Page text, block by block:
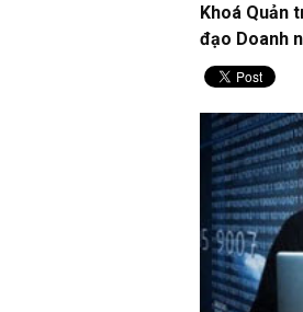
Các nhà
thể người
Chính thức ra
nối KOL,
Khoá Quản
đạo Doanh